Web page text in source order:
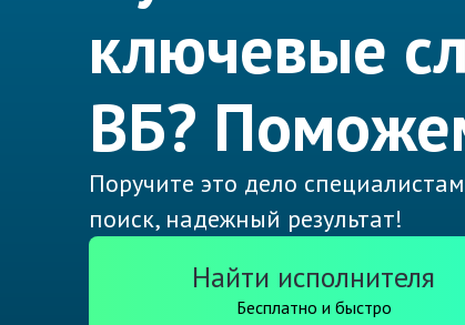
ключевые
ВБ?
Поручите это дело
поиск, надежный результат!
Найти исполнителя
Бесплатно и быстро